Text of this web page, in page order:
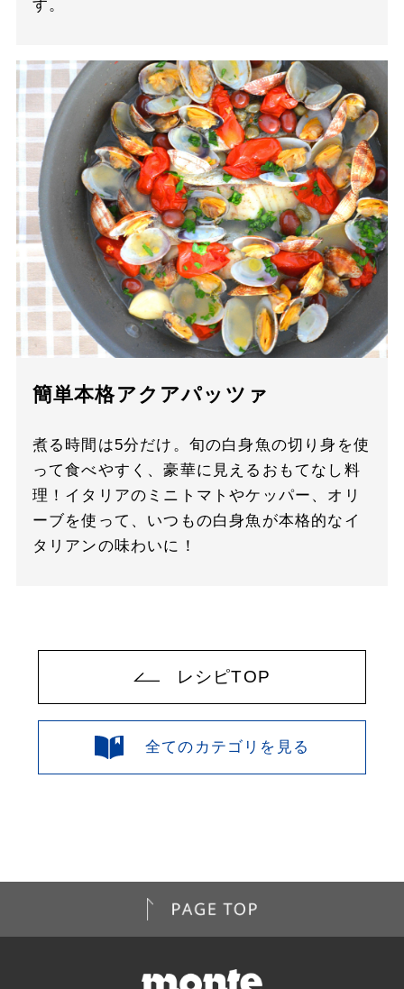
す。
簡単本格アクアパッツァ
煮る時間は5分だけ。旬の白身魚の切り身を使
って食べやすく、豪華に見えるおもてなし料
理！イタリアのミニトマトやケッパー、オリ
ーブを使って、いつもの白身魚が本格的なイ
タリアンの味わいに！
レシピTOP
全てのカテゴリを見る